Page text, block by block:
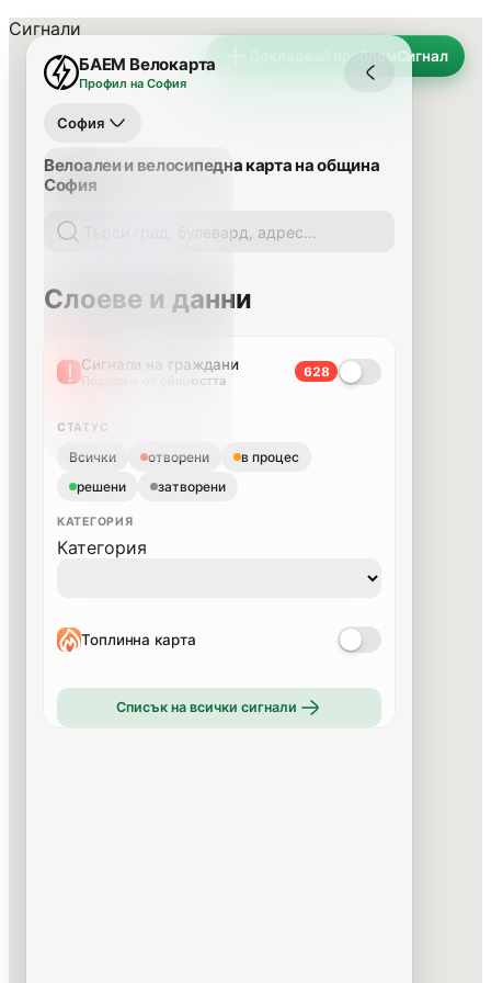
Докладвай проблемСигнал
БАЕМ Велокарта
Профил на София
София
Велоалеи и велосипедна карта на община
София
Слоеве и данни
Сигнали на граждани
Подадени от общността
628
СТАТУС
Всички отворени
в процес
решени
затворени
КАТЕГОРИЯ
Категория
Топлинна карта
Списък на всички сигнали
Сигнали